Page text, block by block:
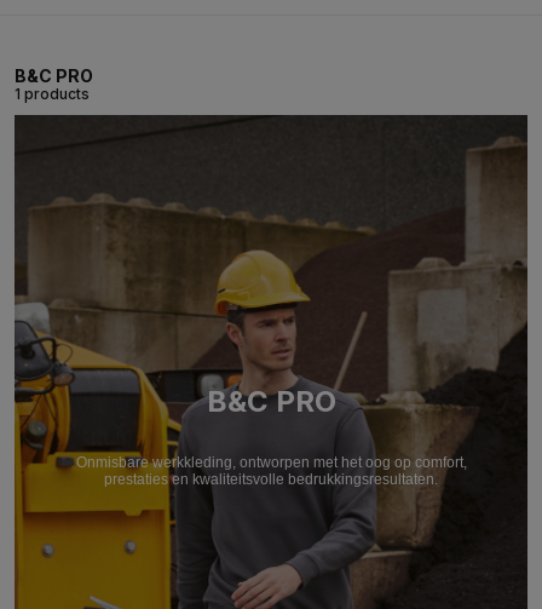
B&C PRO
1 products
B&C PRO
Onmisbare werkkleding, ontworpen met het oog op comfort,
prestaties en kwaliteitsvolle bedrukkingsresultaten.